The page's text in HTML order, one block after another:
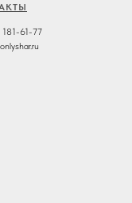
61-77